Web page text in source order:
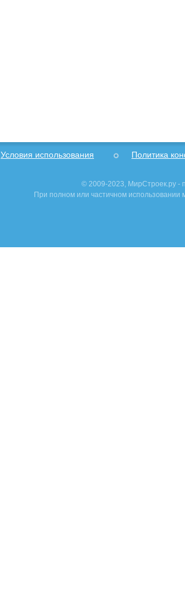
Условия использования Политика
© 2009-2023, МирСтроек.ру -
При полном или частичном использовании